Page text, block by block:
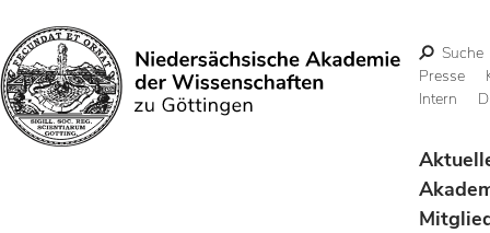
Suchen
Suche
Presse
Intern